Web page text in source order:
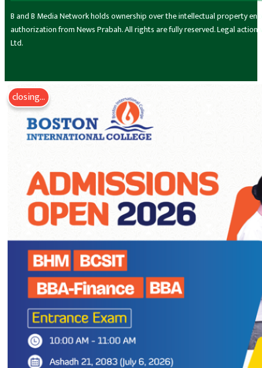
B and B Media Network holds ownership over the intellectual property
authorization from News Prabah. All rights are fully reserved. Legal
Ltd.
closing...